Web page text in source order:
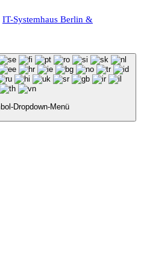
IT-Systemhaus Berlin &